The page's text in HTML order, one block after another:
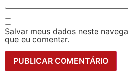
Salvar meus dados neste
que eu comentar.